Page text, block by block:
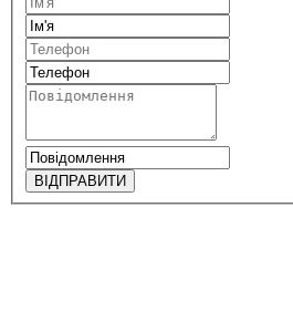
ВІДПРАВИТИ